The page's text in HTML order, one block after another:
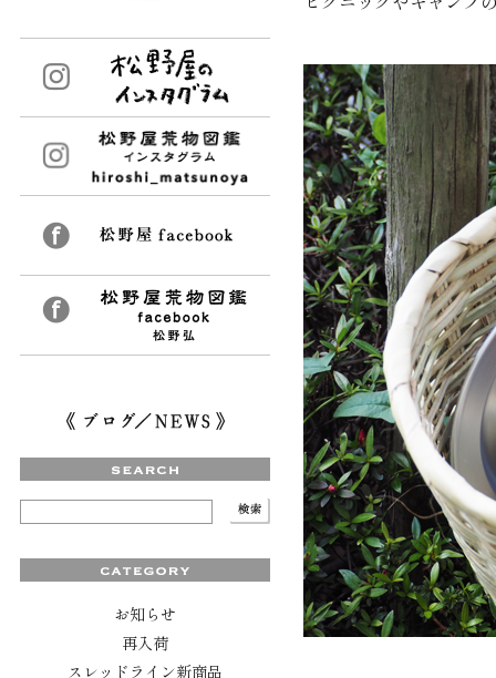
お知らせ
再入荷
スレッドライン新商品